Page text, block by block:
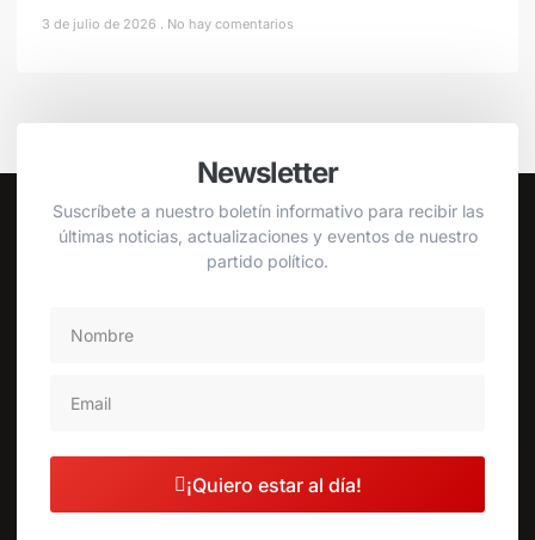
3 de julio de 2026 No hay comentarios
Newsletter
Suscríbete a nuestro boletín informativo para recibir las
últimas noticias, actualizaciones y eventos de nuestro
partido político.
¡Quiero estar al día!